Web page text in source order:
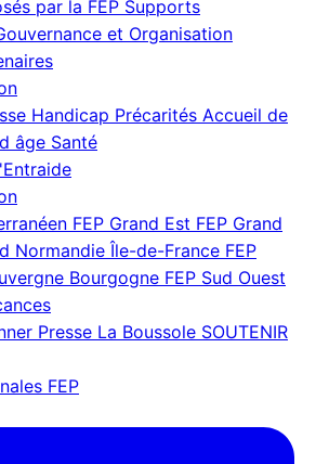
par la FEP Supports
et Organisation
Handicap Précarités Accueil de
âge Santé
FEP Grand Est FEP Grand
Normandie Île-de-France FEP
Bourgogne FEP Sud Ouest
Presse La Boussole SOUTENIR
FEP